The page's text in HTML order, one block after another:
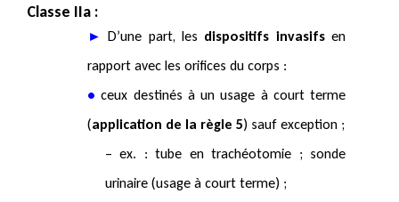
Classe IIa :
►D’une part, les dispositifs invasifsen
rapport avec les orifices du corps :
•ceux destinés à un usage à court terme
(application de la règle 5) sauf exception ;
– ex. : tube en trachéotomie ; sonde
urinaire (usage à court terme) ;